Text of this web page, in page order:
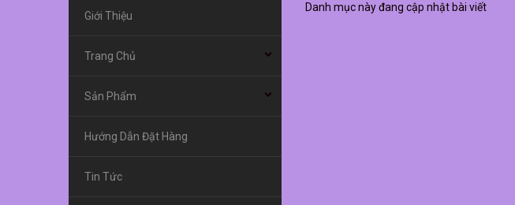
Danh mục này đang cập nhật bài viết
Giới Thiệu
Trang Chủ
Sản Phẩm
Hướng Dẫn Đặt Hàng
Tin Tức